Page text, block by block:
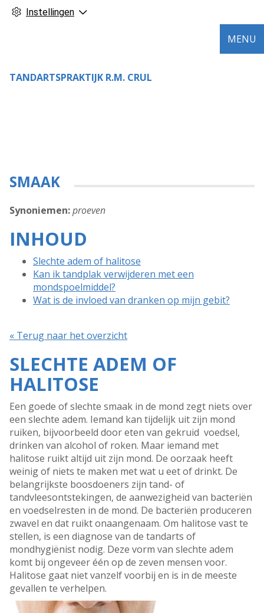
Instellingen
TANDARTSPRAKTIJK R.M. CRUL
MENU
SMAAK
Synoniemen:proeven
INHOUD
Slechte adem of halitose
Kan ik tandplak verwijderen met een
mondspoelmiddel?
Wat is de invloed van dranken op mijn gebit?
« Terug naar het overzicht
SLECHTE ADEM OF
HALITOSE
Een goede of slechte smaak in de mond zegt niets over
een slechte adem. Iemand kan tijdelijk uit zijn mond
ruiken, bijvoorbeeld door eten van gekruid voedsel,
drinken van alcohol of roken. Maar iemand met
halitose ruikt altijd uit zijn mond. De oorzaak heeft
weinig of niets te maken met wat u eet of drinkt. De
belangrijkste boosdoeners zijn tand- of
tandvleesontstekingen, de aanwezigheid van bacteriën
en voedselresten in de mond. De bacteriën produceren
zwavel en dat ruikt onaangenaam. Om halitose vast te
stellen, is een diagnose van de tandarts of
mondhygiënist nodig. Deze vorm van slechte adem
komt bij ongeveer één op de zeven mensen voor.
Halitose gaat niet vanzelf voorbij en is in de meeste
gevallen te verhelpen.